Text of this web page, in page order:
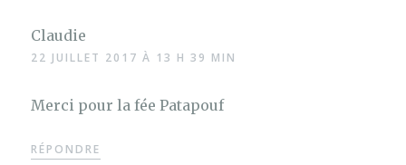
Claudie
22 JUILLET 2017 À 13 H 39 MIN
Merci pour la fée Patapouf
RÉPONDRE